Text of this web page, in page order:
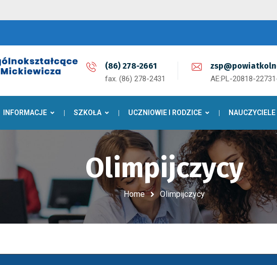
(86) 278-2661
fax. (86) 278-2431 AE:PL-20818-
INFORMACJE SZKOŁA UCZNIOWIE I RODZICE NAUCZYCIELE
Olimpijczycy
Home Olimpijczycy